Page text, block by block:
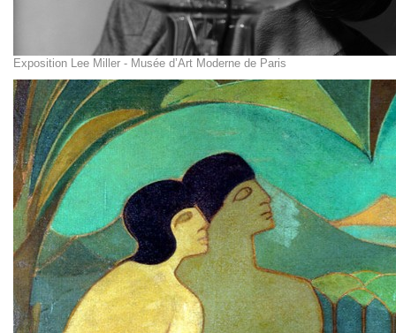
Exposition Lee Miller - Musée d’Art Moderne de Paris